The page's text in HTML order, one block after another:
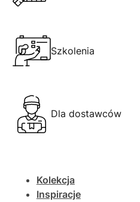
Szkolenia
Dla dostawców
Kolekcja
Inspiracje